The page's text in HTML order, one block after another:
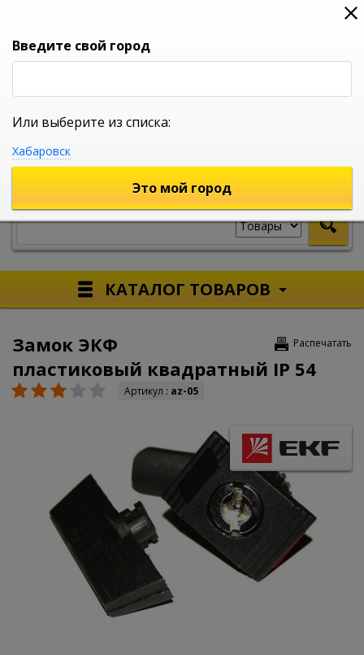
0
УНИВЕРСАЛЬНЫЙ ИНТЕРНЕТ МАГАЗИН
КАТАЛОГ ТОВАРОВ
Распечатать
Замок ЭКФ
пластиковый квадратный IP 54
Артикул : az-05
Введите свой город
Или выберите из списка:
Хабаровск
Это мой город